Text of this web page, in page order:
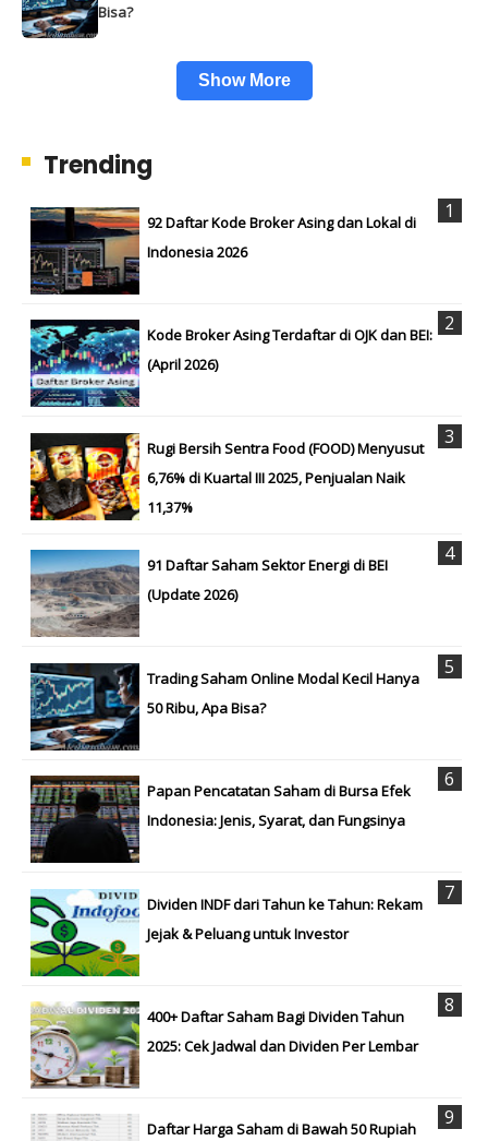
Bisa?
Show More
Trending
92 Daftar Kode Broker Asing dan Lokal di
Indonesia 2026
Kode Broker Asing Terdaftar di OJK dan BEI:
(April 2026)
Rugi Bersih Sentra Food (FOOD) Menyusut
6,76% di Kuartal III 2025, Penjualan Naik
11,37%
91 Daftar Saham Sektor Energi di BEI
(Update 2026)
Trading Saham Online Modal Kecil Hanya
50 Ribu, Apa Bisa?
Papan Pencatatan Saham di Bursa Efek
Indonesia: Jenis, Syarat, dan Fungsinya
Dividen INDF dari Tahun ke Tahun: Rekam
Jejak & Peluang untuk Investor
400+ Daftar Saham Bagi Dividen Tahun
2025: Cek Jadwal dan Dividen Per Lembar
Daftar Harga Saham di Bawah 50 Rupiah